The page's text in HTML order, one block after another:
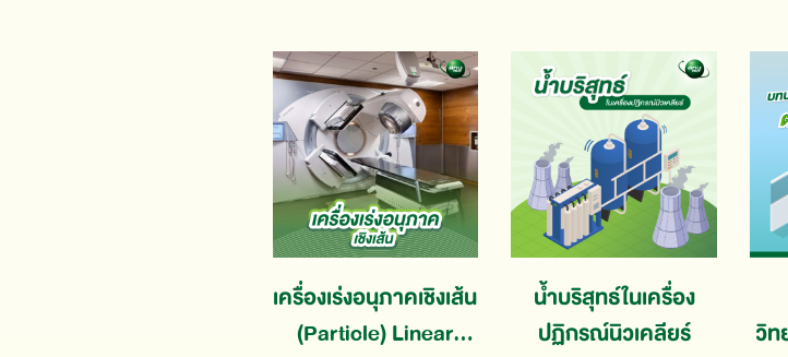
เครื่องเร่งอนุภาคเชิงเส้น
(Particle) Linear
น้ำบริสุทธ์ในเครื่อง
ปฏิกรณ์นิวเคลียร์
วิท